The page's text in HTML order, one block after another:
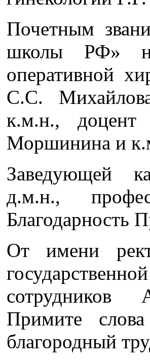
Почетным
школы РФ»
оперативной
С.С.
к.м.н., доцент
Моршинина и
Заведующей
д.м.н.,
Благодарность
От имени
сотрудников
Примите
благородный